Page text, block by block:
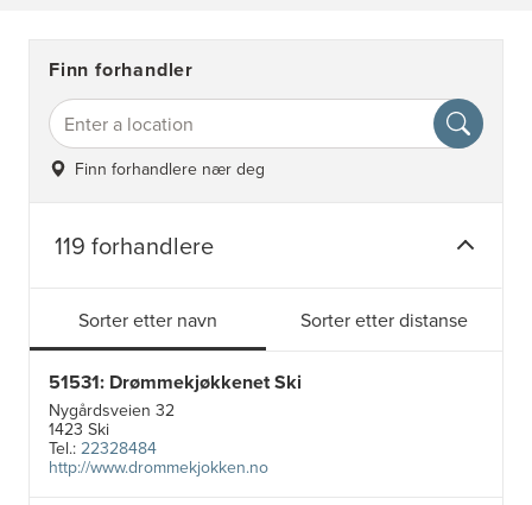
Finn forhandler
Finn forhandlere nær deg
119 forhandlere
Sorter etter navn Sorter etter distanse
51531: Drømmekjøkkenet Ski
Nygårdsveien 32
1423 Ski
Tel.:22328484
http://www.drommekjokken.no